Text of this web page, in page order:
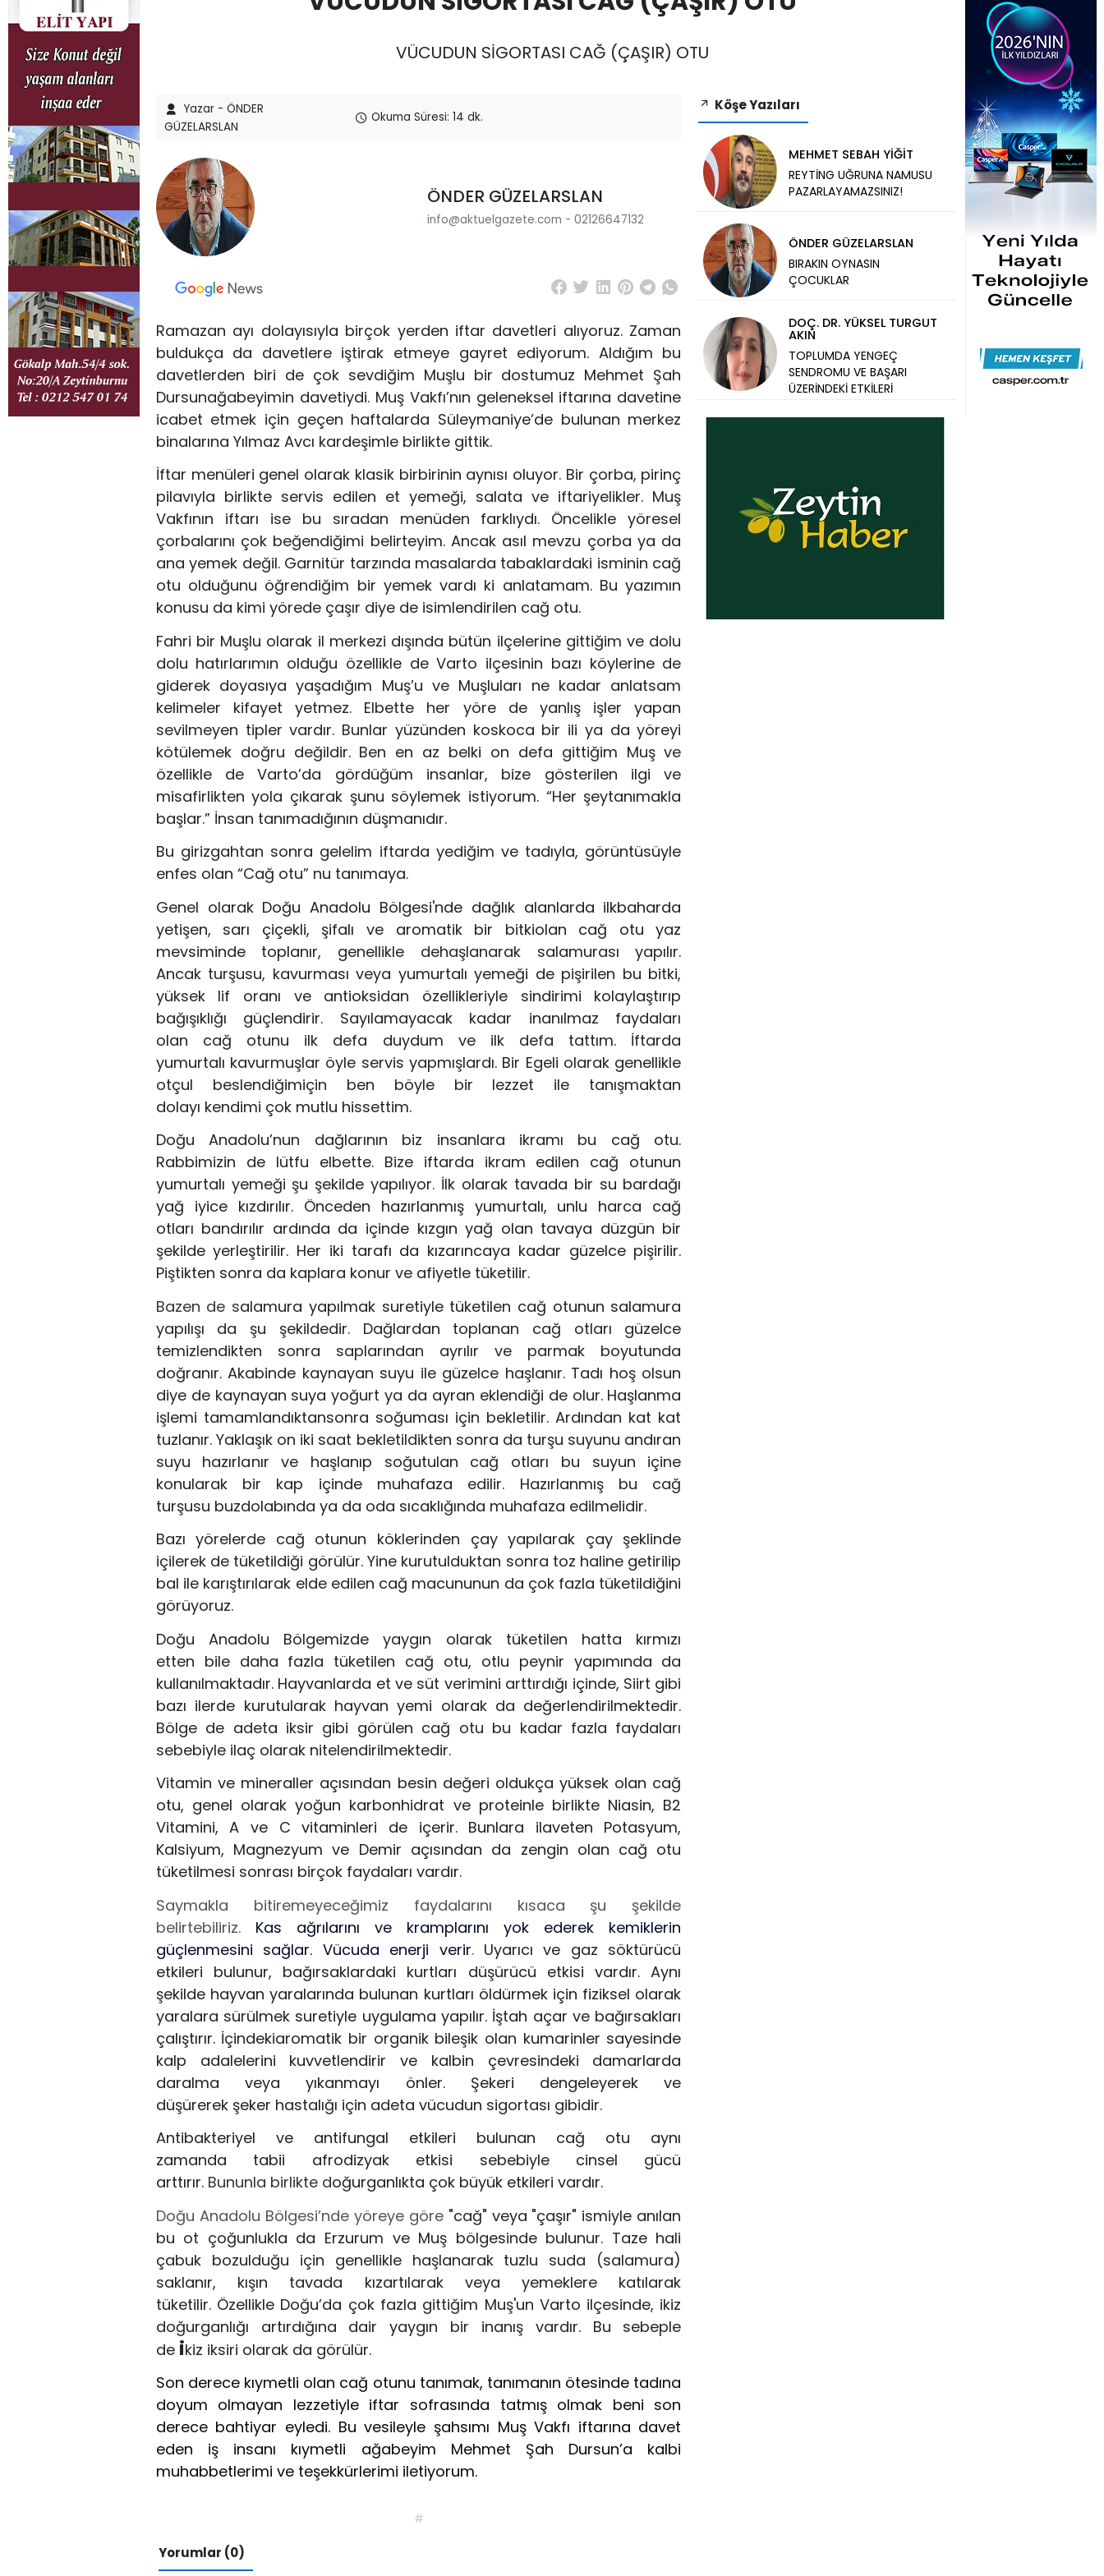
VÜCUDUN SİGORTASI CAĞ (ÇAŞIR) OTU
Yazar - ÖNDER
GÜZELARSLAN
Okuma Süresi: 14 dk.
ÖNDER GÜZELARSLAN
info@aktuelgazete.com - 02126647132
Ramazan ayı dolayısıyla birçok yerden iftar davetleri alıyoruz. Zaman
buldukça da davetlere iştirak etmeye gayret ediyorum. Aldığım bu
davetlerden biri de çok sevdiğim Muşlu bir dostumuz Mehmet Şah
Dursunağabeyimin davetiydi. Muş Vakfı’nın geleneksel iftarına davetine
icabet etmek için geçen haftalarda Süleymaniye’de bulunan merkez
binalarına Yılmaz Avcı kardeşimle birlikte gittik.
İftar menüleri genel olarak klasik birbirinin aynısı oluyor. Bir çorba, pirinç
pilavıyla birlikte servis edilen et yemeği, salata ve iftariyelikler. Muş
Vakfının iftarı ise bu sıradan menüden farklıydı. Öncelikle yöresel
çorbalarını çok beğendiğimi belirteyim. Ancak asıl mevzu çorba ya da
ana yemek değil. Garnitür tarzında masalarda tabaklardaki isminin cağ
otu olduğunu öğrendiğim bir yemek vardı ki anlatamam. Bu yazımın
konusu da kimi yörede çaşır diye de isimlendirilen cağ otu.
Fahri bir Muşlu olarak il merkezi dışında bütün ilçelerine gittiğim ve dolu
dolu hatırlarımın olduğu özellikle de Varto ilçesinin bazı köylerine de
giderek doyasıya yaşadığım Muş’u ve Muşluları ne kadar anlatsam
kelimeler kifayet yetmez. Elbette her yöre de yanlış işler yapan
sevilmeyen tipler vardır. Bunlar yüzünden koskoca bir ili ya da yöreyi
kötülemek doğru değildir. Ben en az belki on defa gittiğim Muş ve
özellikle de Varto’da gördüğüm insanlar, bize gösterilen ilgi ve
misafirlikten yola çıkarak şunu söylemek istiyorum. “Her şeytanımakla
başlar.” İnsan tanımadığının düşmanıdır.
Bu girizgahtan sonra gelelim iftarda yediğim ve tadıyla, görüntüsüyle
enfes olan “Cağ otu” nu tanımaya.
Genel olarak Doğu Anadolu Bölgesi'nde dağlık alanlarda ilkbaharda
yetişen, sarı çiçekli, şifalı ve aromatik bir bitkiolan cağ otu yaz
mevsiminde toplanır, genellikle dehaşlanarak salamurası yapılır.
Ancak turşusu, kavurması veya yumurtalı yemeği depişirilen bu bitki,
yüksek lif oranı ve antioksidan özellikleriyle sindirimi kolaylaştırıp
bağışıklığı güçlendirir. Sayılamayacak kadar inanılmaz faydaları
olan cağ otunu ilk defa duydum ve ilk defa tattım. İftarda
yumurtalı kavurmuşlar öyle servis yapmışlardı. Bir Egeli olarak genellikle
otçul beslendiğimiçin ben böyle bir lezzet ile tanışmaktan
dolayı kendimi çok mutlu hissettim.
Doğu Anadolu’nun dağlarının biz insanlara ikramı bu cağ otu.
Rabbimizin de lütfu elbette. Bize iftarda ikram edilen cağ otunun
yumurtalı yemeği şu şekilde yapılıyor. İlk olarak tavada bir su bardağı
yağ iyice kızdırılır. Önceden hazırlanmış yumurtalı, unlu harca cağ
otları bandırılır ardında da içinde kızgın yağ olan tavaya düzgün bir
şekilde yerleştirilir. Her iki tarafı da kızarıncaya kadar güzelce pişirilir.
Piştikten sonra da kaplara konur ve afiyetle tüketilir.
Bazen de salamura yapılmaksuretiyle tüketilen cağ otunun salamura
yapılışı da şu şekildedir. Dağlardan toplanan cağ otları güzelce
temizlendikten sonra saplarından ayrılır ve parmak boyutunda
doğranır.Akabinde kaynayan suyu ile güzelce haşlanır.Tadı hoş olsun
diyede kaynayan suya yoğurt ya da ayran eklendiği de olur. Haşlanma
işlemi tamamlandıktansonra soğuması için bekletilir. Ardından kat kat
tuzlanır. Yaklaşık on iki saat bekletildikten sonra da turşu suyunu andıran
suyu hazırlanır ve haşlanıp soğutulan cağ otları bu suyun içine
konularak bir kap içinde muhafaza edilir. Hazırlanmış bu cağ
turşusu buzdolabında ya da oda sıcaklığında muhafaza edilmelidir.
Bazı yörelerde cağ otunun köklerinden çay yapılarak çay şeklinde
içilerek de tüketildiği görülür.Yine kurutulduktan sonra toz haline getirilip
bal ile karıştırılarak elde edilen cağ macununun da çok fazla tüketildiğini
görüyoruz.
Doğu Anadolu Bölgemizdeyaygın olarak tüketilen hatta kırmızı
etten bile daha fazla tüketilen cağ otu, otlu peynir yapımında da
kullanılmaktadır.Hayvanlarda et ve süt verimini arttırdığı içinde, Siirt gibi
bazı ilerde kurutularak hayvan yemi olarak da değerlendirilmektedir.
Bölge de adeta iksir gibi görülen cağ otu bu kadar fazla faydaları
sebebiyle ilaç olarak nitelendirilmektedir.
Vitamin ve mineraller açısından besin değeri oldukça yüksek olan cağ
otu, genel olarak yoğun karbonhidrat ve proteinle birlikte Niasin, B2
Vitamini, A ve C vitaminleri deiçerir. Bunlara ilaveten Potasyum,
Kalsiyum, Magnezyum ve Demir açısından da zengin olan cağ otu
tüketilmesi sonrası birçok faydaları vardır.
Saymakla bitiremeyeceğimiz faydalarını kısaca şu şekilde
belirtebiliriz.
Kas ağrılarını ve kramplarını yok ederek kemiklerin
güçlenmesini sağlar. Vücuda enerji verir. Uyarıcı ve gaz söktürücü
etkileri bulunur, bağırsaklardaki kurtları düşürücü etkisivardır. Aynı
şekilde hayvan yaralarında bulunan kurtları öldürmek için fiziksel olarak
yaralara sürülmek suretiyle uygulama yapılır. İştah açar ve bağırsakları
çalıştırır.İçindekiaromatik bir organik bileşik olan kumarinler sayesinde
kalp adalelerini kuvvetlendirir ve kalbin çevresindeki damarlarda
daralma veya yıkanmayı önler.Şekeri dengeleyerek ve
düşürerekşeker hastalığı için adeta vücudun sigortası gibidir.
Antibakteriyel ve antifungal etkileri bulunan cağ otu aynı
zamanda tabii afrodizyak etkisi sebebiyle cinsel gücü
arttırır. Bununla birlikte doğurganlıkta çok büyük etkileri vardır.
Doğu Anadolu Bölgesi’nde yöreye göre "cağ" veya "çaşır" ismiyle anılan
bu ot çoğunlukla da Erzurum ve Muş bölgesinde bulunur. Taze hali
çabuk bozulduğu için genellikle haşlanarak tuzlu suda (salamura)
saklanır, kışın tavada kızartılarak veya yemeklere katılarak
tüketilir. Özellikle Doğu’da çok fazla gittiğim Muş'un Varto ilçesinde, ikiz
doğurganlığı artırdığına dair yaygın bir inanış vardır.
Bu sebeple
de ikiz iksiri olarak da görülür.
Son derece kıymetli olan cağ otunu tanımak, tanımanın ötesinde tadına
doyum olmayan lezzetiyle iftar sofrasında tatmış olmak beni son
derece bahtiyar eyledi. Bu vesileyle şahsımı Muş Vakfı iftarına davet
eden iş insanı kıymetli ağabeyim Mehmet Şah Dursun’a kalbi
muhabbetlerimi veteşekkürlerimi iletiyorum.
#
Yorumlar (0)
Köşe Yazıları
MEHMET SEBAH YİĞİT
REYTİNG UĞRUNA NAMUSU
PAZARLAYAMAZSINIZ!
ÖNDER GÜZELARSLAN
BIRAKIN OYNASIN
ÇOCUKLAR
DOÇ. DR. YÜKSEL TURGUT
AKIN
TOPLUMDA YENGEÇ
SENDROMU VE BAŞARI
ÜZERİNDEKİ ETKİLERİ